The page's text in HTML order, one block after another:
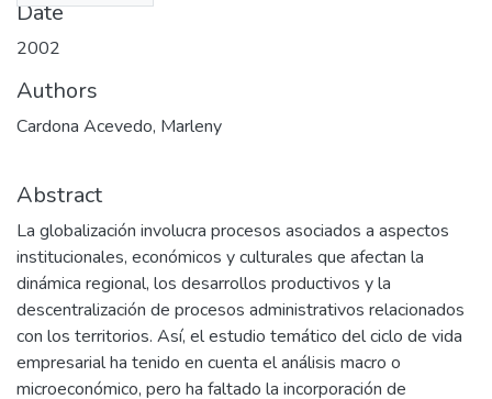
Date
2002
Authors
Cardona Acevedo, Marleny
Abstract
La globalización involucra procesos asociados a aspectos
institucionales, económicos y culturales que afectan la
dinámica regional, los desarrollos productivos y la
descentralización de procesos administrativos relacionados
con los territorios. Así, el estudio temático del ciclo de vida
empresarial ha tenido en cuenta el análisis macro o
microeconómico, pero ha faltado la incorporación de